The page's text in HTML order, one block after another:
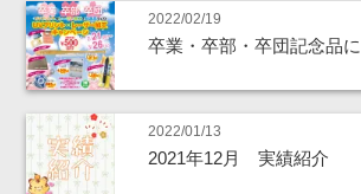
2022/02/19
卒業・卒部・卒団記念品に
2022/01/13
2021年12月 実績紹介